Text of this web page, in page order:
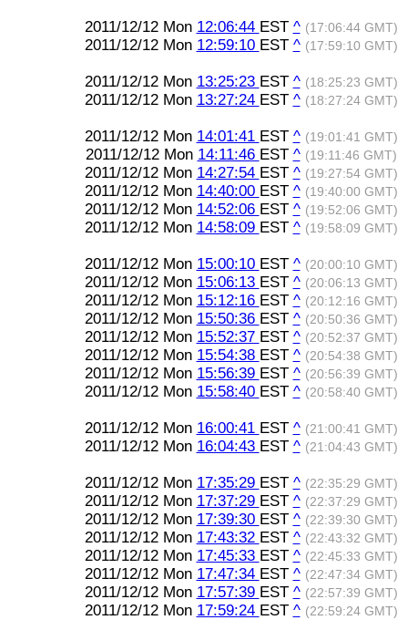
2011/12/12 Mon 12:06:44 EST ^ (17:06:44 GMT)
2011/12/12 Mon 12:59:10 EST ^ (17:59:10 GMT)
2011/12/12 Mon 13:25:23 EST ^ (18:25:23 GMT)
2011/12/12 Mon 13:27:24 EST ^ (18:27:24 GMT)
2011/12/12 Mon 14:01:41 EST ^ (19:01:41 GMT)
2011/12/12 Mon 14:11:46 EST ^ (19:11:46 GMT)
2011/12/12 Mon 14:27:54 EST ^ (19:27:54 GMT)
2011/12/12 Mon 14:40:00 EST ^ (19:40:00 GMT)
2011/12/12 Mon 14:52:06 EST ^ (19:52:06 GMT)
2011/12/12 Mon 14:58:09 EST ^ (19:58:09 GMT)
2011/12/12 Mon 15:00:10 EST ^ (20:00:10 GMT)
2011/12/12 Mon 15:06:13 EST ^ (20:06:13 GMT)
2011/12/12 Mon 15:12:16 EST ^ (20:12:16 GMT)
2011/12/12 Mon 15:50:36 EST ^ (20:50:36 GMT)
2011/12/12 Mon 15:52:37 EST ^ (20:52:37 GMT)
2011/12/12 Mon 15:54:38 EST ^ (20:54:38 GMT)
2011/12/12 Mon 15:56:39 EST ^ (20:56:39 GMT)
2011/12/12 Mon 15:58:40 EST ^ (20:58:40 GMT)
2011/12/12 Mon 16:00:41 EST ^ (21:00:41 GMT)
2011/12/12 Mon 16:04:43 EST ^ (21:04:43 GMT)
2011/12/12 Mon 17:35:29 EST ^ (22:35:29 GMT)
2011/12/12 Mon 17:37:29 EST ^ (22:37:29 GMT)
2011/12/12 Mon 17:39:30 EST ^ (22:39:30 GMT)
2011/12/12 Mon 17:43:32 EST ^ (22:43:32 GMT)
2011/12/12 Mon 17:45:33 EST ^ (22:45:33 GMT)
2011/12/12 Mon 17:47:34 EST ^ (22:47:34 GMT)
2011/12/12 Mon 17:57:39 EST ^ (22:57:39 GMT)
2011/12/12 Mon 17:59:24 EST ^ (22:59:24 GMT)